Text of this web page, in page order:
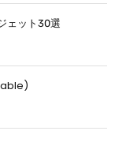
ェット30選